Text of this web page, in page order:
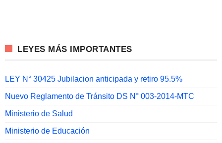
LEYES MÁS IMPORTANTES
LEY N° 30425 Jubilacion anticipada y retiro 95.5%
Nuevo Reglamento de Tránsito DS N° 003-2014-MTC
Ministerio de Salud
Ministerio de Educación